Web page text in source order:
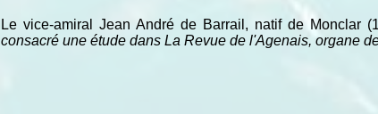
Le vice-amiral Jean André de Barrail, natif de Monclar
consacré une étude dans La Revue de l'Agenais, organe